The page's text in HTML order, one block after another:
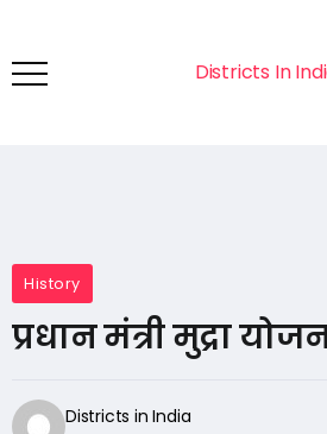
Districts In
History
प्रधान मंत्री मुद्रा
Districts in India